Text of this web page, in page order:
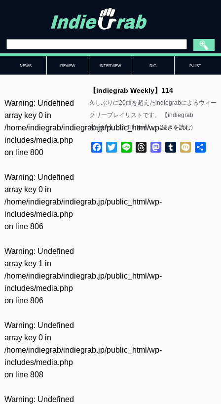
NEWS REVIEW INTERVIEW DIG P-LIST
Warning: Undefined
array key 0 in
/home/indiegrab/indiegrab.jp/public_html/wp-
includes/media.php
on line 800
Warning: Undefined
array key 0 in
/home/indiegrab/indiegrab.jp/public_html/wp-
includes/media.php
on line 806
Warning: Undefined
array key 1 in
/home/indiegrab/indiegrab.jp/public_html/wp-
includes/media.php
on line 806
Warning: Undefined
array key 0 in
/home/indiegrab/indiegrab.jp/public_html/wp-
includes/media.php
on line 808
Warning: Undefined
【indiegrab Weekly】114
久しぶりに20曲を超えたindiegrabによるウィー
クリープレイリストです。 【indiegrab
Weekly】114 Till Yaw……(続きを読む)
Facebook
TwitterLine ThreadsMastodon
Tumblr
Mixi